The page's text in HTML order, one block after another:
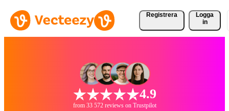
Registrera
Logga
in
4.9
from 33 572 reviews on Trustpilot